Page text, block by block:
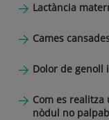
Lactància
Cames
Dolor de genoll
Com es
nòdul no